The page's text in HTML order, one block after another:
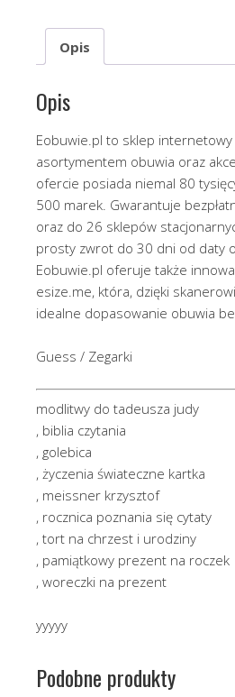
Opis
Opis
Eobuwie.pl to sklep internetowy
asortymentem obuwia oraz
ofercie posiada niemal 80
500 marek. Gwarantuje
oraz do 26 sklepów
prosty zwrot do 30 dni od daty
Eobuwie.pl oferuje także
esize.me, która, dzięki
idealne dopasowanie obuwia
Guess / Zegarki
modlitwy do tadeusza judy
, biblia czytania
, golebica
, życzenia świateczne kartka
, meissner krzysztof
, rocznica poznania się cytaty
, tort na chrzest i urodziny
, pamiątkowy prezent na roczek
, woreczki na prezent
yyyyy
Podobne produkty